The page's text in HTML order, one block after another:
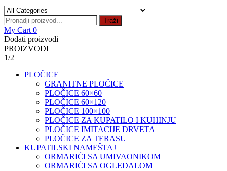
Traži
My Cart 0
Dodati proizvodi
PROIZVODI
1/2
PLOČICE
GRANITNE PLOČICE
PLOČICE 60×60
PLOČICE 60×120
PLOČICE 100×100
PLOČICE ZA KUPATILO I KUHINJU
PLOČICE IMITACIJE DRVETA
PLOČICE ZA TERASU
KUPATILSKI NAMEŠTAJ
ORMARIĆI SA UMIVAONIKOM
ORMARIĆI SA OGLEDALOM